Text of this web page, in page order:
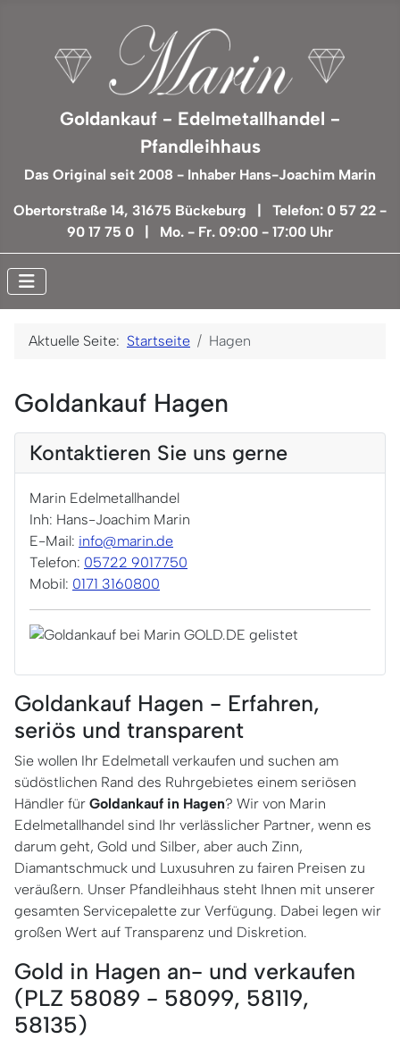
Goldankauf - Edelmetallhandel -
Pfandleihhaus
Das Original seit 2008 - Inhaber Hans-Joachim Marin
Obertorstraße 14, 31675 Bückeburg | Telefon: 0 57 22 -
90 17 75 0 | Mo. - Fr. 09:00 - 17:00 Uhr
Aktuelle Seite: Startseite Hagen
Goldankauf Hagen
Kontaktieren Sie uns gerne
Marin Edelmetallhandel
Inh: Hans-Joachim Marin
E-Mail: info@marin.de
Telefon: 05722 9017750
Mobil: 0171 3160800
Goldankauf Hagen - Erfahren,
seriös und transparent
Sie wollen Ihr Edelmetall verkaufen und suchen am
südöstlichen Rand des Ruhrgebietes einem seriösen
Händler für Goldankauf in Hagen? Wir von Marin
Edelmetallhandel sind Ihr verlässlicher Partner, wenn es
darum geht, Gold und Silber, aber auch Zinn,
Diamantschmuck und Luxusuhren zu fairen Preisen zu
veräußern. Unser Pfandleihhaus steht Ihnen mit unserer
gesamten Servicepalette zur Verfügung. Dabei legen wir
großen Wert auf Transparenz und Diskretion.
Gold in Hagen an- und verkaufen
(PLZ 58089 - 58099, 58119,
58135)